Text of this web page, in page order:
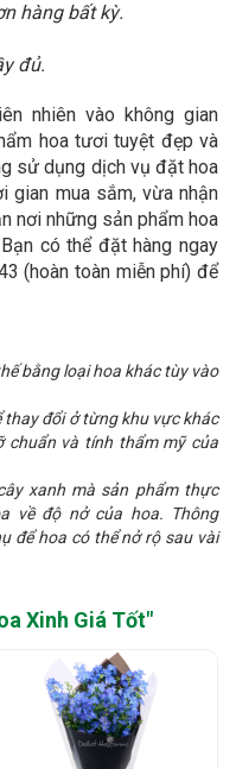
hàng bất kỳ.
đủ.
nhiên vào không gian
hoa tươi tuyệt đẹp và
sử dụng dịch vụ đặt hoa
gian mua sắm, vừa nhận
nơi những sản phẩm hoa
có thể đặt hàng ngay
(hoàn toàn miễn phí) để
bằng loại hoa khác tùy vào
thay đổi ở từng khu vực khác
chuẩn và tính thẩm mỹ của
xanh mà sản phẩm thực
về độ nở của hoa. Thông
để hoa có thể nở rộ sau vài
Xinh Giá Tốt"